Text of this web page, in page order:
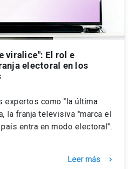
viralice": El rol e
electoral en los
expertos como "la última
la franja televisiva "marca el
entra en modo electoral".
Leer más keyboard_arrow_right